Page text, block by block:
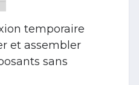
temporaire
et assembler
sans